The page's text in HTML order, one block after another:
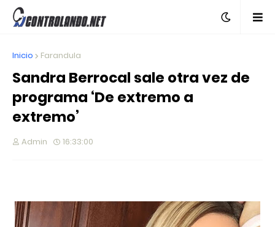
Inicio Farandula
Sandra Berrocal sale otra vez de
programa ‘De extremo a
extremo’
Admin 16:33:00